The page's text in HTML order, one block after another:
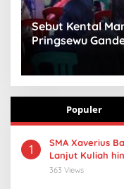
Sebut Kental
Pringsewu
Gizi Anak
Populer
1
SMA Xaverius
Lanjut Kuliah
363 Views